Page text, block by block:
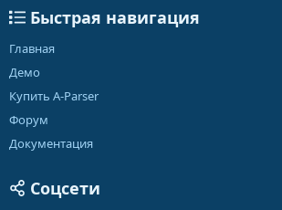
Быстрая навигация
Главная
Демо
Купить A-Parser
Форум
Документация
Соцсети